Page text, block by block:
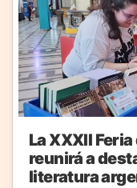
La XXXII
reunirá a
literatura